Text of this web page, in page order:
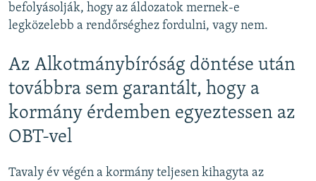
befolyásolják, hogy az áldozatok mernek-e
legközelebb a rendőrséghez fordulni, vagy nem.
Az Alkotmánybíróság döntése után
továbbra sem garantált, hogy a
kormány érdemben egyeztessen az
OBT-vel
Tavaly év végén a kormány teljesen kihagyta az